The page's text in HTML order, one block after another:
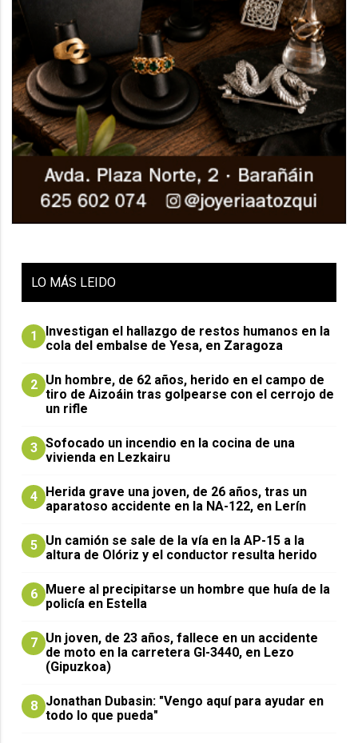
LO MÁS LEIDO
1
Investigan el hallazgo de restos humanos en la
cola del embalse de Yesa, en Zaragoza
2 Un hombre, de 62 años, herido en el campo de
tiro de Aizoáin tras golpearse con el cerrojo de
un rifle
3 Sofocado un incendio en la cocina de una
vivienda en Lezkairu
4 Herida grave una joven, de 26 años, tras un
aparatoso accidente en la NA-122, en Lerín
5 Un camión se sale de la vía en la AP-15 a la
altura de Olóriz y el conductor resulta herido
6 Muere al precipitarse un hombre que huía de la
policía en Estella
7 Un joven, de 23 años, fallece en un accidente
de moto en la carretera GI-3440, en Lezo
(Gipuzkoa)
8 Jonathan Dubasin: "Vengo aquí para ayudar en
todo lo que pueda"